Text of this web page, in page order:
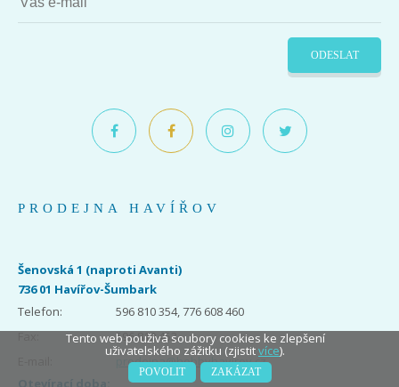
ODESLAT
PRODEJNA HAVÍŘOV
Šenovská 1 (naproti Avanti)
736 01 Havířov-Šumbark
Telefon:
596 810 354, 776 608 460
596 810 453
prodejna@hobbyhavirov.cz
Tento web použivá soubory cookies ke zlepšení
uživatelského zážitku (zjistitvíce).
POVOLIT ZAKÁZAT